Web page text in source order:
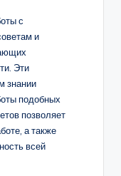
с
и
Эти
знании
подобных
позволяет
а также
всей